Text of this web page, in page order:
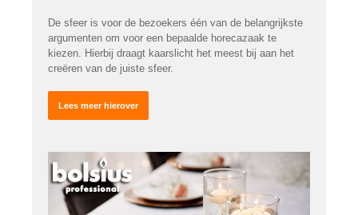
De sfeer is voor de bezoekers één van de belangrijkste
argumenten om voor een bepaalde horecazaak te
kiezen. Hierbij draagt kaarslicht het meest bij aan het
creëren van de juiste sfeer.
Lees meer hierover